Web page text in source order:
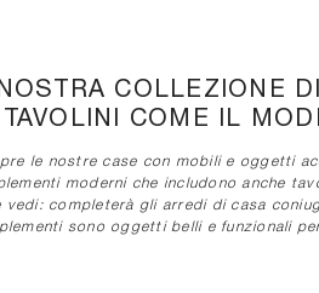
COLLEZIONE
COME IL
le nostre case con mobili e oggetti
moderni che includono anche
vedi: completerà gli arredi di casa
sono oggetti belli e funzionali